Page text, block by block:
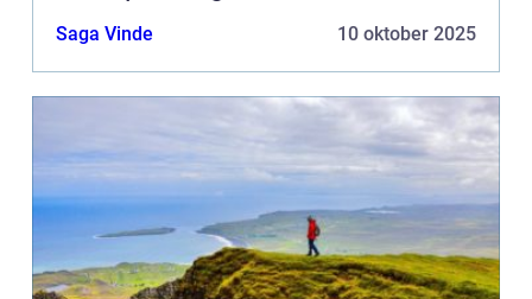
Saga Vinde 10 oktober 2025